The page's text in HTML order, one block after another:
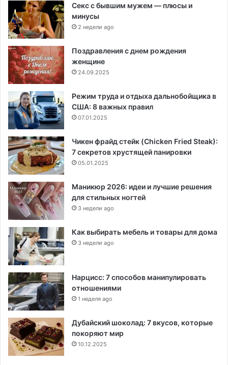
Секс с бывшим мужем — плюсы и
минусы
2 недели ago
Поздравления с днем рождения
женщине
24.09.2025
Режим труда и отдыха дальнобойщика в
США: 8 важных правил
07.01.2025
Чикен фрайд стейк (Chicken Fried Steak):
7 секретов хрустящей панировки
05.01.2025
Маникюр 2026: идеи и лучшие решения
для стильных ногтей
3 недели ago
Как выбирать мебель и товары для дома
3 недели ago
Нарцисс: 7 способов манипулировать
отношениями
1 неделя ago
Дубайский шоколад: 7 вкусов, которые
покоряют мир
10.12.2025